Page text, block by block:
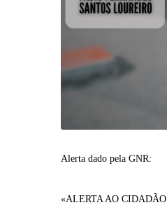
Alerta dado pela GNR:
«ALERTA AO CIDADÃO